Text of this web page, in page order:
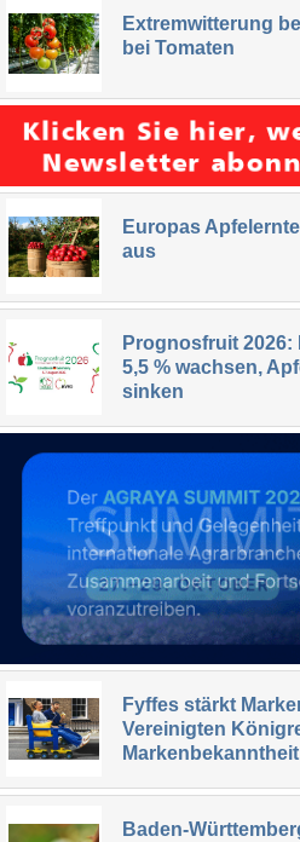
Extremwitterung
bei Tomaten
Europas
aus
Prognosfruit
5,5 % wachsen,
sinken
Fyffes stärkt
Vereinigten
Markenbekanntheit
Baden-